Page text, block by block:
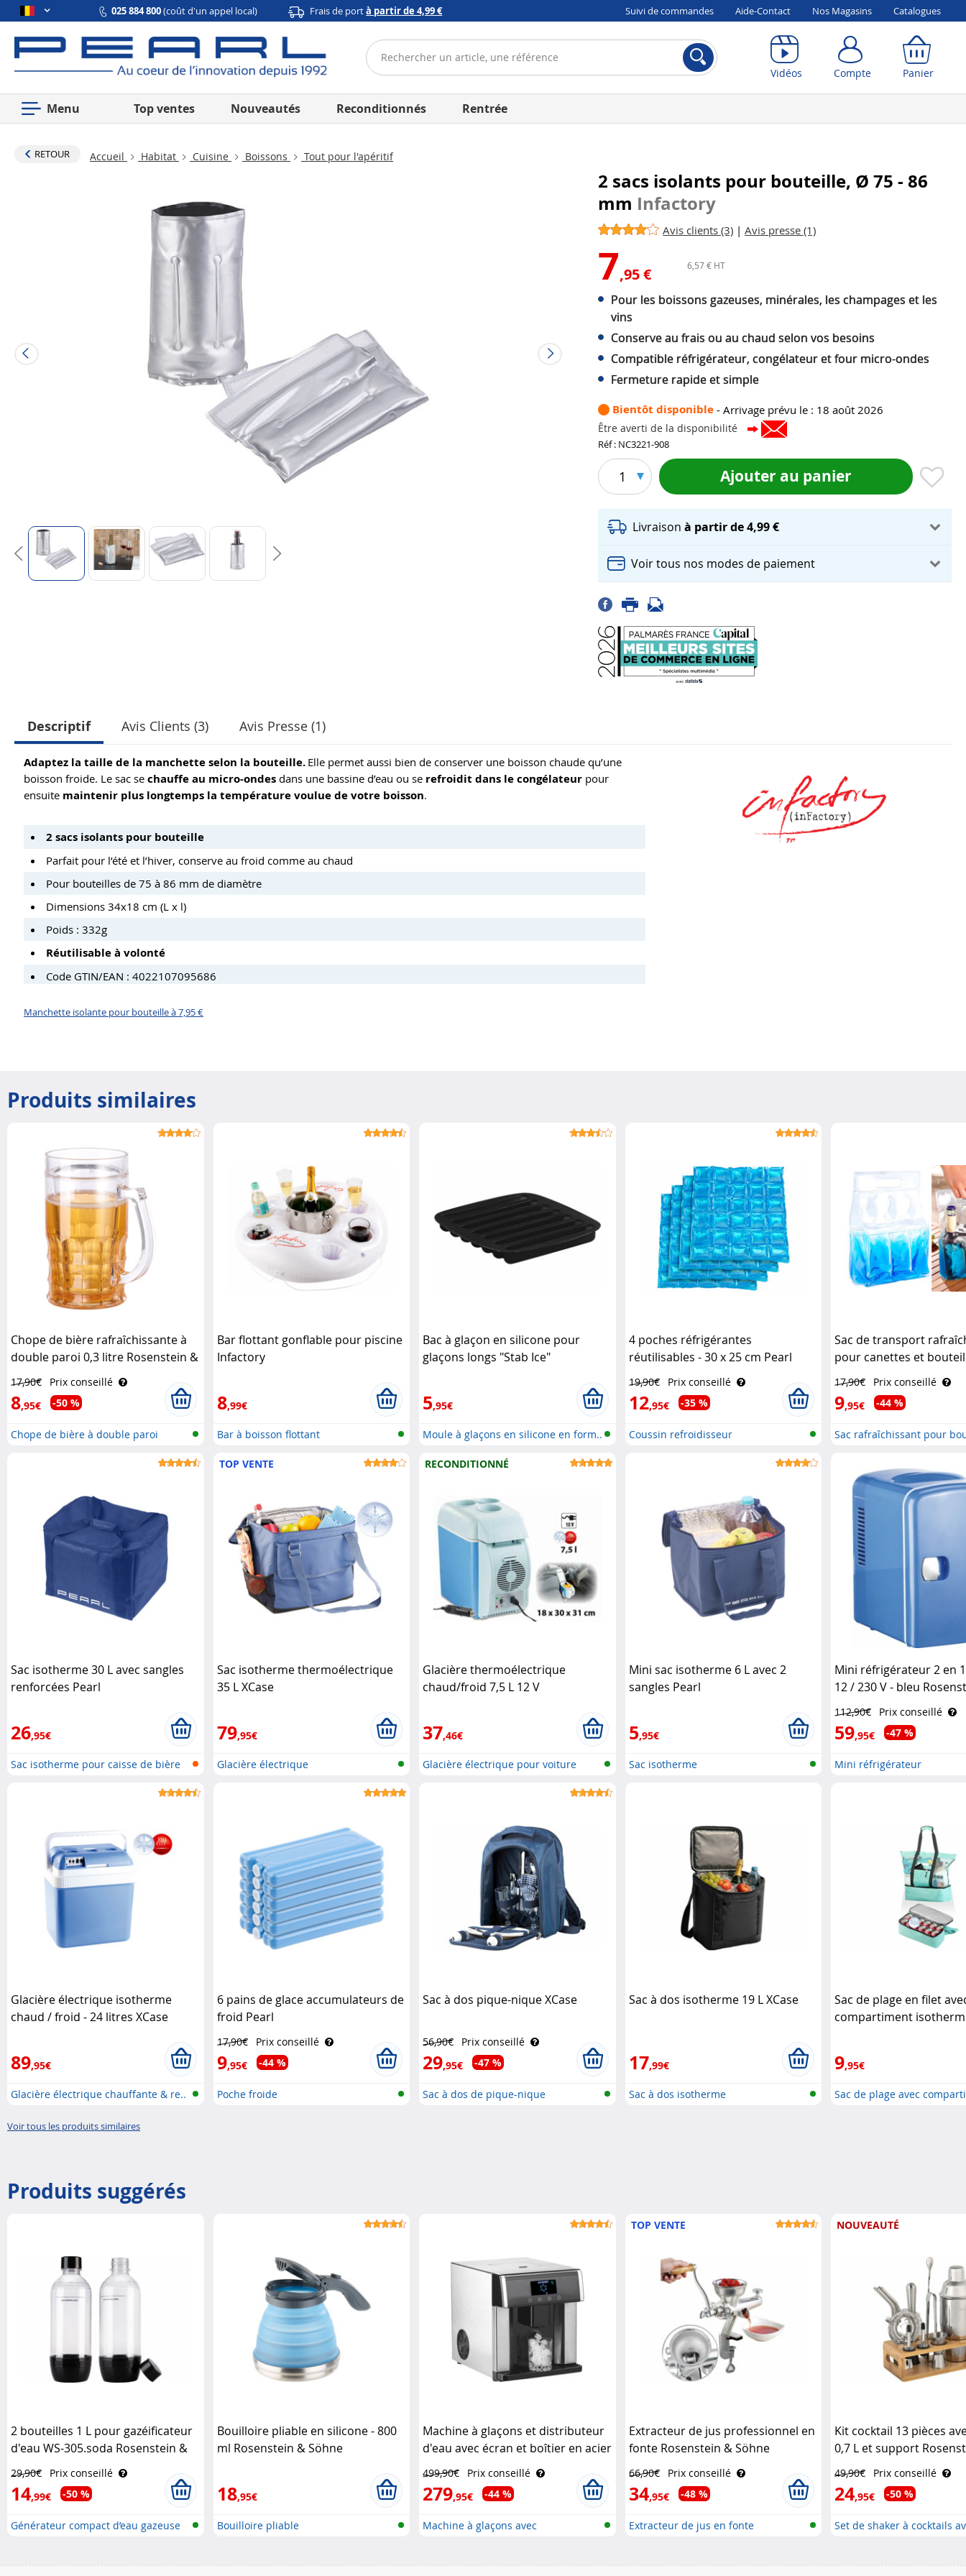
025 884 800(coût d'un appel local) Frais de portà partir de 4,99 € Suivi de commandes Aide-Contact Nos Magasins Catalogues
Vidéos Compte Panier
Menu Top ventes Nouveautés Reconditionnés Rentrée
RETOUR Accueil Habitat Cuisine Boissons Tout pour l'apéritif
2 sacs isolants pour bouteille, Ø 75 - 86
mm Infactory
Avis clients (3) |Avis presse (1)
7,95 € 6,57 € HT
Pour les boissons gazeuses, minérales, les champages et les
vins
Conserve au frais ou au chaud selon vos besoins
Compatible réfrigérateur, congélateur et four micro-ondes
Fermeture rapide et simple
Bientôt disponible - Arrivage prévu le : 18 août 2026
Être averti de la disponibilité
Réf : NC3221-908
1 Ajouter au panier
Livraisonà partir de 4,99 €
Voir tous nos modes de paiement
Descriptif Avis Clients (3) Avis Presse (1)
Adaptez la taille de la manchette selon la bouteille. Elle permet aussi bien de conserver une boisson chaude qu’une
boisson froide. Le sac se chauffe au micro-ondes dans une bassine d’eau ou se refroidit dans le congélateur pour
ensuite maintenir plus longtemps la température voulue de votre boisson.
2 sacs isolants pour bouteille
Parfait pour l’été et l’hiver, conserve au froid comme au chaud
Pour bouteilles de 75 à 86 mm de diamètre
Dimensions 34x18 cm (L x l)
Poids : 332g
Réutilisable à volonté
Code GTIN/EAN : 4022107095686
Manchette isolante pour bouteille à 7,95 €
Produits similaires
Chope de bière rafraîchissante à
double paroi 0,3 litre Rosenstein &
17,90€ Prix conseillé
8,95€ -50 %
Chope de bière à double paroi
Bar flottant gonflable pour piscine
Infactory
8,99€
Bar à boisson flottant
Bac à glaçon en silicone pour
glaçons longs "Stab Ice"
5,95€
Moule à glaçons en silicone en form..
4 poches réfrigérantes
réutilisables - 30 x 25 cm Pearl
19,90€ Prix conseillé
12,95€ -35 %
Coussin refroidisseur
Sac de transport
pour canettes et
17,90€ Prix conseillé
9,95€ -44 %
Sac rafraîchissant pour
Sac isotherme 30 L avec sangles
renforcées Pearl
26,95€
Sac isotherme pour caisse de bière
TOP VENTE
Sac isotherme thermoélectrique
35 L XCase
79,95€
Glacière électrique
RECONDITIONNÉ
Glacière thermoélectrique
chaud/froid 7,5 L 12 V
37,46€
Glacière électrique pour voiture
Mini sac isotherme 6 L avec 2
sangles Pearl
5,95€
Sac isotherme
Mini réfrigérateur 2 en
12 / 230 V - bleu
112,90€ Prix conseillé
59,95€ -47 %
Mini réfrigérateur
Glacière électrique isotherme
chaud / froid - 24 litres XCase
89,95€
Glacière électrique chauffante & re..
6 pains de glace accumulateurs de
froid Pearl
17,90€ Prix conseillé
9,95€ -44 %
Poche froide
Sac à dos pique-nique XCase
56,90€ Prix conseillé
29,95€ -47 %
Sac à dos de pique-nique
Sac à dos isotherme 19 L XCase
17,99€
Sac à dos isotherme
Sac de plage en filet
compartiment
9,95€
Sac de plage avec
Voir tous les produits similaires
Produits suggérés
2 bouteilles 1 L pour gazéificateur
d'eau WS-305.soda Rosenstein &
29,90€ Prix conseillé
14,99€ -50 %
Générateur compact d’eau gazeuse
Bouilloire pliable en silicone - 800
ml Rosenstein & Söhne
18,95€
Bouilloire pliable
Machine à glaçons et distributeur
d'eau avec écran et boîtier en acier
inoxydable EWS-2350 Rosenstein
& Söhne
499,90€ Prix conseillé
279,95€ -44 %
Machine à glaçons avec
TOP VENTE
Extracteur de jus professionnel en
fonte Rosenstein & Söhne
66,90€ Prix conseillé
34,95€ -48 %
Extracteur de jus en fonte
NOUVEAUTÉ
Kit cocktail 13 pièces
0,7 L et support
49,90€ Prix conseillé
24,95€ -50 %
Set de shaker à cocktails
Compte Panier